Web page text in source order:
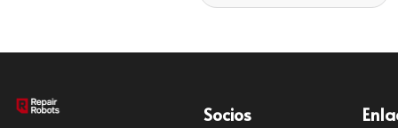
Socios